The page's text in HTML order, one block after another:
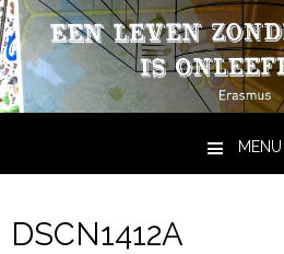
MENU
DSCN1412A